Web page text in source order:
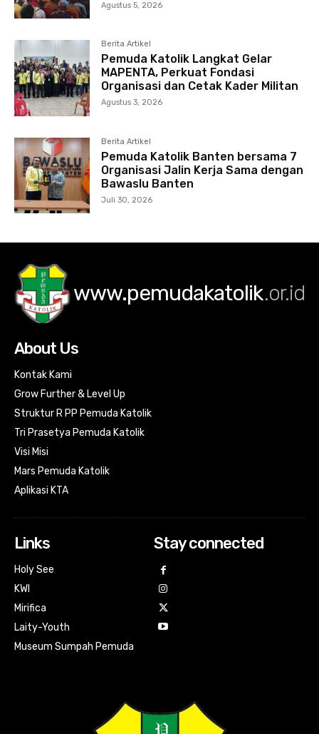
Agustus 5, 2026
Berita Artikel
Pemuda Katolik Langkat Gelar
MAPENTA, Perkuat Fondasi
Organisasi dan Cetak Kader Militan
Agustus 3, 2026
Berita Artikel
Pemuda Katolik Banten bersama 7
Organisasi Jalin Kerja Sama dengan
Bawaslu Banten
Juli 30, 2026
www.pemudakatolik.or.id
About Us
Kontak Kami
Grow Further & Level Up
Struktur R PP Pemuda Katolik
Tri Prasetya Pemuda Katolik
Visi Misi
Mars Pemuda Katolik
Aplikasi KTA
Links
Holy See
KWI
Mirifica
Laity-Youth
Museum Sumpah Pemuda
Stay connected